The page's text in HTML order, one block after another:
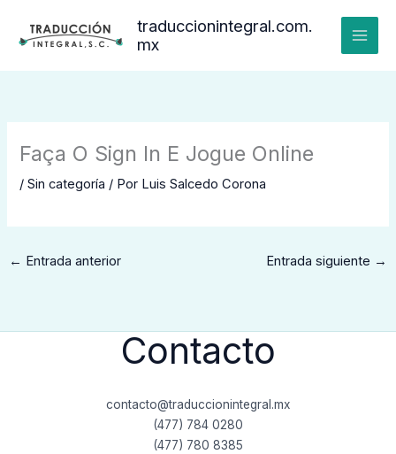
contenido
traduccionintegral.com.
mx
Faça O Sign In E Jogue Online
/Sin categoría / Por Luis Salcedo Corona
← Entrada anterior Entrada siguiente →
Contacto
contacto@traduccionintegral.mx
(477) 784 0280
(477) 780 8385